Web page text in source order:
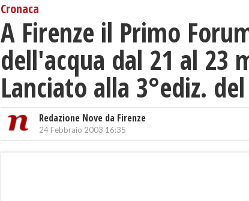
Cronaca
A Firenze il Primo
dell'acqua dal 21 al 23
Lanciato alla 3°ediz.
Redazione Nove da Firenze
24 Febbraio 2003 16:35